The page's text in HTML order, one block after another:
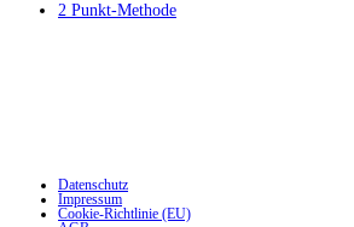
2 Punkt-Methode
Datenschutz
Impressum
Cookie-Richtlinie (EU)